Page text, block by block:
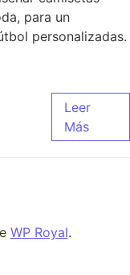
para un
personalizadas.
【
Leer
Más
WP Royal.